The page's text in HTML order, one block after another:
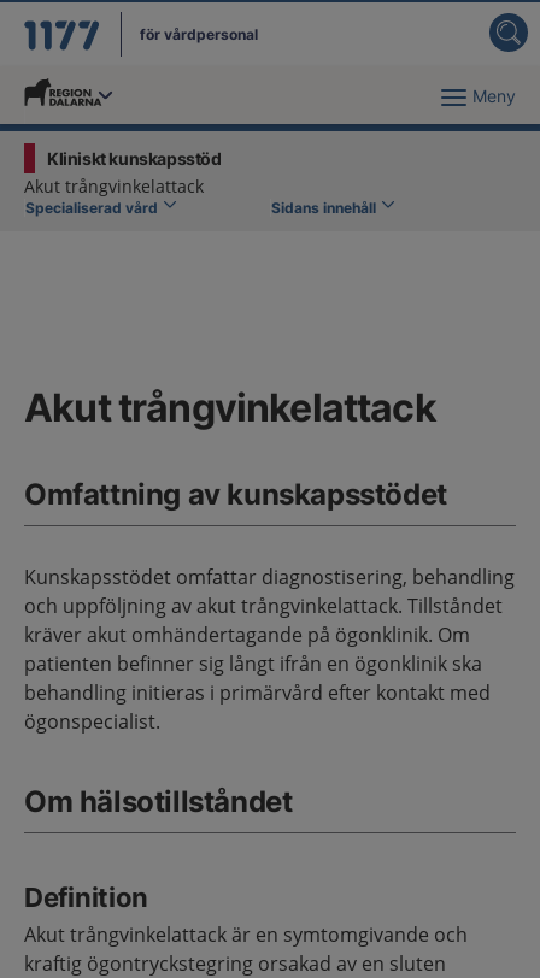
för vårdpersonal
Du har valt region Meny
Kliniskt kunskapsstöd
Akut trångvinkelattack
Specialiserad vård Sidans innehåll
Akut trångvinkelattack
Omfattning av kunskapsstödet
Kunskapsstödet omfattar diagnostisering, behandling
och uppföljning av akut trångvinkelattack. Tillståndet
kräver akut omhändertagande på ögonklinik. Om
patienten befinner sig långt ifrån en ögonklinik ska
behandling initieras i primärvård efter kontakt med
ögonspecialist.
Om hälsotillståndet
Definition
Akut trångvinkelattack är en symtomgivande och
kraftig ögontryckstegring orsakad av en sluten